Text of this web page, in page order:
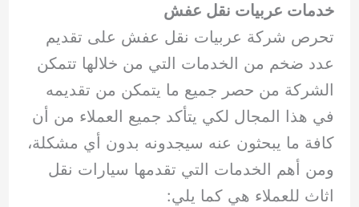
خدمات عربيات نقل عفش
تحرص شركة عربيات نقل عفش على تقديم
عدد ضخم من الخدمات التي من خلالها تتمكن
الشركة من حصر جميع ما يتمكن من تقديمه
في هذا المجال لكي يتأكد جميع العملاء من أن
كافة ما يبحثون عنه سيجدونه بدون أي مشكلة،
ومن أهم الخدمات التي تقدمها سيارات نقل
اثاث للعملاء هي كما يلي: